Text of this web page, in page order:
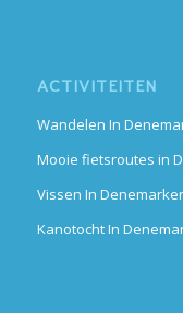
ACTIVITEITEN
Wandelen In
Mooie fietsroutes in
Vissen In
Kanotocht In